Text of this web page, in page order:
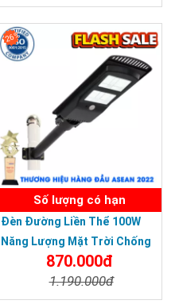
Rẻ
26%
Số lượng có hạn
Đèn Đường Liền Thể 100W
Năng Lượng Mặt Trời Chống
Nước Giá Rẻ870.000đ
1.190.000đ